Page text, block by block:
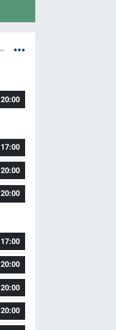
20:00
17:00
20:00
20:00
17:00
20:00
20:00
20:00